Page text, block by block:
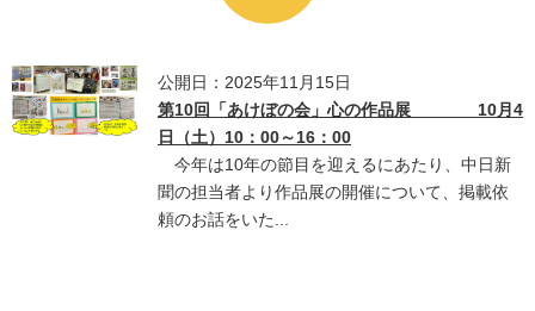
公開日：2025年11月15日
第10回「あけぼの会」心の作品展 10月4
日（土）10：00～16：00
今年は10年の節目を迎えるにあたり、中日新
聞の担当者より作品展の開催について、掲載依
頼のお話をいた...